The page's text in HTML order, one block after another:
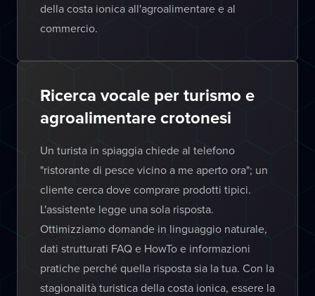
della costa ionica all'agroalimentare e al
commercio.
Ricerca vocale per turismo e
agroalimentare crotonesi
Un turista in spiaggia chiede al telefono
"ristorante di pesce vicino a me aperto ora"; un
cliente cerca dove comprare prodotti tipici.
L'assistente legge una sola risposta.
Ottimizziamo domande in linguaggio naturale,
dati strutturati FAQ e HowTo e informazioni
pratiche perché quella risposta sia la tua. Con la
stagionalità turistica della costa ionica, essere la